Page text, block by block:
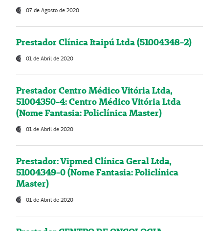
07 de Agosto de 2020
Prestador Clínica Itaipú Ltda (51004348-2)
01 de Abril de 2020
Prestador Centro Médico Vitória Ltda,
51004350-4: Centro Médico Vitória Ltda
(Nome Fantasia: Policlínica Master)
01 de Abril de 2020
Prestador: Vipmed Clínica Geral Ltda,
51004349-0 (Nome Fantasia: Policlínica
Master)
01 de Abril de 2020